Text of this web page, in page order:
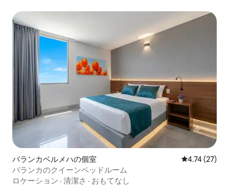
バランカベルメハの個室 レビュー27
4.74 (27)
バランカのクイーンベッドルーム
ロケーション · 清潔さ · おもてなし